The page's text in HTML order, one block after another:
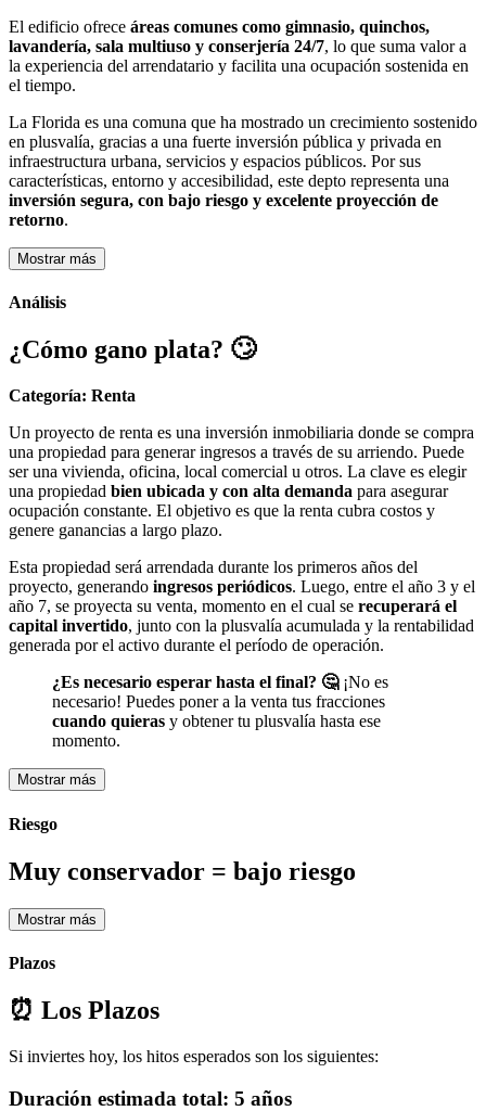
El edificio ofrece áreas comunes como gimnasio, quinchos,
lavandería, sala multiuso y conserjería 24/7, lo que suma valor a
la experiencia del arrendatario y facilita una ocupación sostenida en
el tiempo.
La Florida es una comuna que ha mostrado un crecimiento sostenido
en plusvalía, gracias a una fuerte inversión pública y privada en
infraestructura urbana, servicios y espacios públicos. Por sus
características, entorno y accesibilidad, este depto representa una
inversión segura, con bajo riesgo y excelente proyección de
retorno.
Mostrar más
Análisis
¿Cómo gano plata? 🙄
Categoría: Renta
Un proyecto de renta es una inversión inmobiliaria donde se compra
una propiedad para generar ingresos a través de su arriendo. Puede
ser una vivienda, oficina, local comercial u otros. La clave es elegir
una propiedad bien ubicada y con alta demanda para asegurar
ocupación constante. El objetivo es que la renta cubra costos y
genere ganancias a largo plazo.
Esta propiedad será arrendada durante los primeros años del
proyecto, generando ingresos periódicos. Luego, entre el año 3 y el
año 7, se proyecta su venta, momento en el cual se recuperará el
capital invertido, junto con la plusvalía acumulada y la rentabilidad
generada por el activo durante el período de operación.
¿Es necesario esperar hasta el final? 🤔¡No es
necesario! Puedes poner a la venta tus fracciones
cuando quieras y obtener tu plusvalía hasta ese
momento.
Mostrar más
Riesgo
Muy conservador = bajo riesgo
Mostrar más
Plazos
⏰ Los Plazos
Si inviertes hoy, los hitos esperados son los siguientes:
Duración estimada total: 5 años